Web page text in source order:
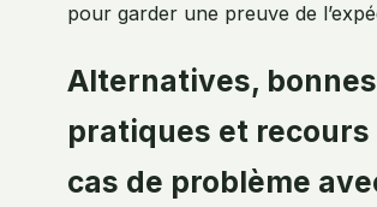
pour garder une preuve de
Alternatives, bonnes
pratiques et recours
cas de problème